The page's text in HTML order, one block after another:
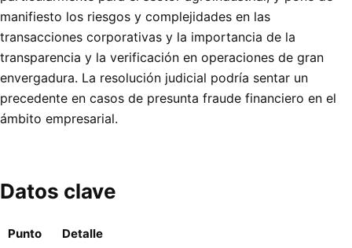
manifiesto los riesgos y complejidades en las
transacciones corporativas y la importancia de la
transparencia y la verificación en operaciones de gran
envergadura. La resolución judicial podría sentar un
precedente en casos de presunta fraude financiero en el
ámbito empresarial.
Datos clave
Punto Detalle